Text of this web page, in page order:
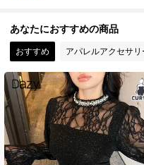
あなたにおすすめの商品
おすすめ アパレルアクセサリ